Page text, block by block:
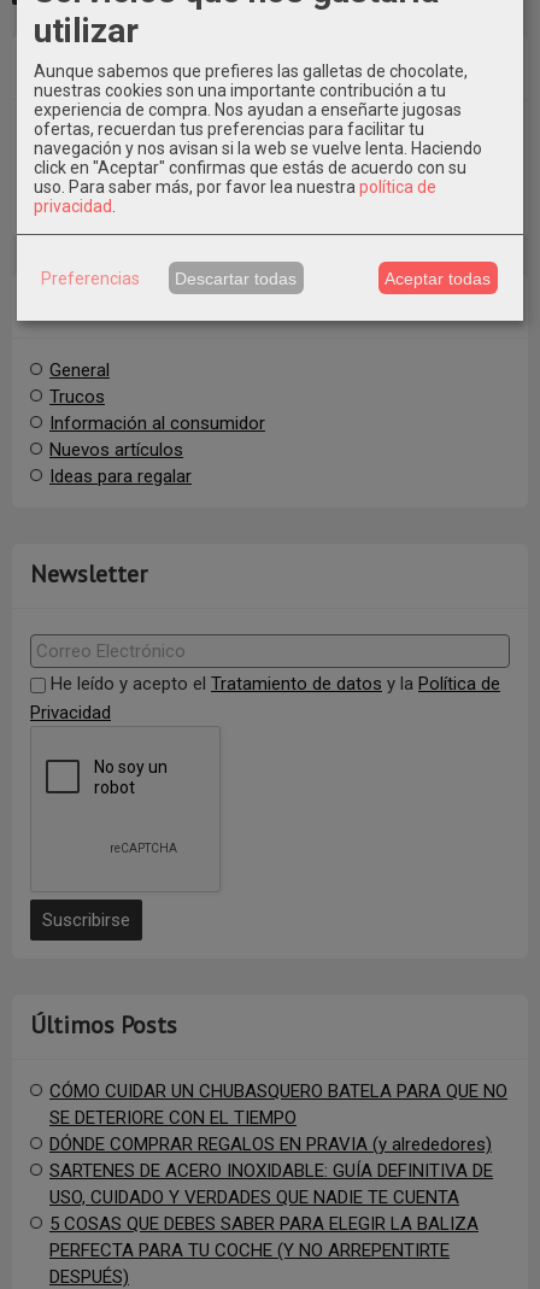
Busca en el Blog
Categorías del Blog
General
Trucos
Información al consumidor
Nuevos artículos
Ideas para regalar
Newsletter
He leído y acepto el Tratamiento de datos y la Política de
Privacidad
Últimos Posts
CÓMO CUIDAR UN CHUBASQUERO BATELA PARA QUE NO
SE DETERIORE CON EL TIEMPO
DÓNDE COMPRAR REGALOS EN PRAVIA (y alrededores)
SARTENES DE ACERO INOXIDABLE: GUÍA DEFINITIVA DE
USO, CUIDADO Y VERDADES QUE NADIE TE CUENTA
5 COSAS QUE DEBES SABER PARA ELEGIR LA BALIZA
PERFECTA PARA TU COCHE (Y NO ARREPENTIRTE
DESPUÉS)
utilizar
Aunque sabemos que prefieres las galletas de chocolate,
nuestras cookies son una importante contribución a tu
experiencia de compra. Nos ayudan a enseñarte jugosas
ofertas, recuerdan tus preferencias para facilitar tu
navegación y nos avisan si la web se vuelve lenta. Haciendo
click en "Aceptar" confirmas que estás de acuerdo con su
uso. Para saber más, por favor lea nuestra política de
privacidad
Preferencias Descartar todas Aceptar todas